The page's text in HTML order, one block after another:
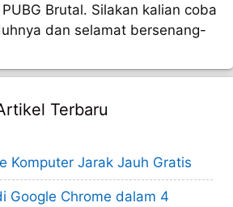
Brutal. Silakan kalian coba
dan selamat bersenang-
Terbaru
Komputer Jarak Jauh Gratis
Google Chrome dalam 4